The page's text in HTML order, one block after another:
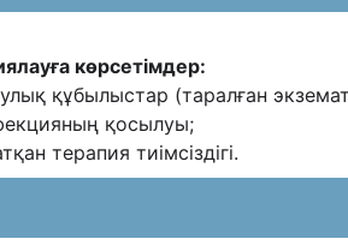
көрсетімдер:
құбылыстар (таралған
қосылуы;
терапия тиімсіздігі.